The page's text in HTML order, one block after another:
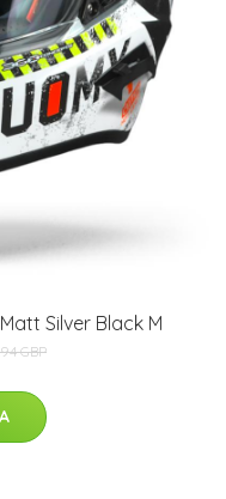
Silver Black M
GBP